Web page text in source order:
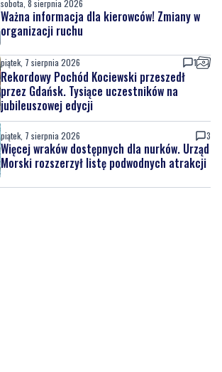
piątek, 7 sierpnia 2026
Rekordowy Pochód Kociewski przeszedł
przez Gdańsk. Tysiące uczestników na
jubileuszowej edycji
piątek, 7 sierpnia 2026
Więcej wraków dostępnych dla nurków. Urząd
Morski rozszerzył listę podwodnych atrakcji